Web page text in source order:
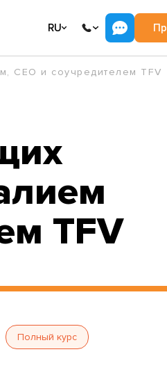
RU
СЕО и соучредителем TFV
TFV
Полный курс